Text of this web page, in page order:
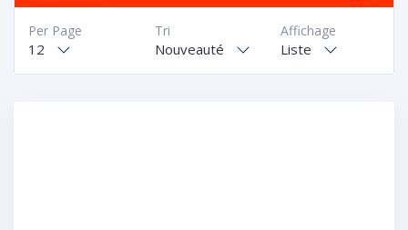
Affichage
Liste
Tri
Nouveauté
Per Page
12